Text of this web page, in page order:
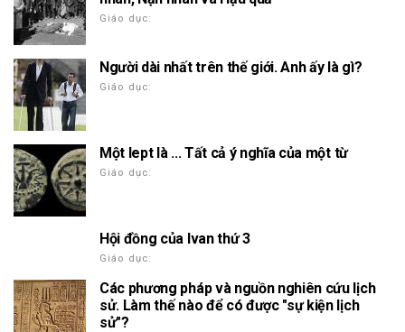
Giáo dục:
Người dài nhất trên thế giới. Anh ấy là gì?
Giáo dục:
Một lept là ... Tất cả ý nghĩa của một từ
Giáo dục:
Hội đồng của Ivan thứ 3
Giáo dục:
Các phương pháp và nguồn nghiên cứu lịch
sử. Làm thế nào để có được "sự kiện lịch
sử"?